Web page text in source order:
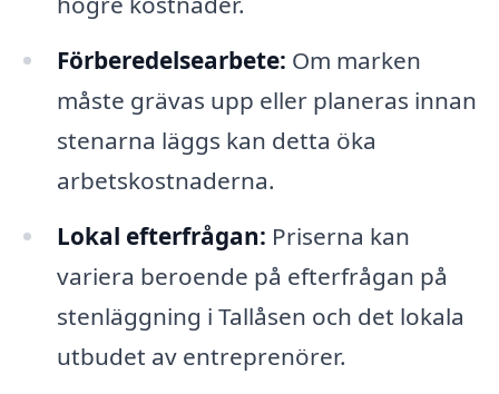
Förberedelsearbete: Om marken
måste grävas upp eller planeras innan
stenarna läggs kan detta öka
arbetskostnaderna.
Lokal efterfrågan: Priserna kan
variera beroende på efterfrågan på
stenläggning i Tallåsen och det lokala
utbudet av entreprenörer.